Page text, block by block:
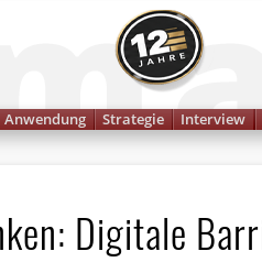
Anwendung Strategie Interview
Digitale